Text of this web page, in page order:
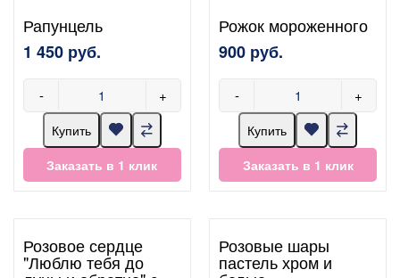
Рапунцель
1 450 руб.
- +
Купить
Заказать в 1 клик
Рожок мороженного
900 руб.
- +
Купить
Заказать в 1 клик
Розовое сердце
"Люблю тебя до
Розовые шары
пастель хром и